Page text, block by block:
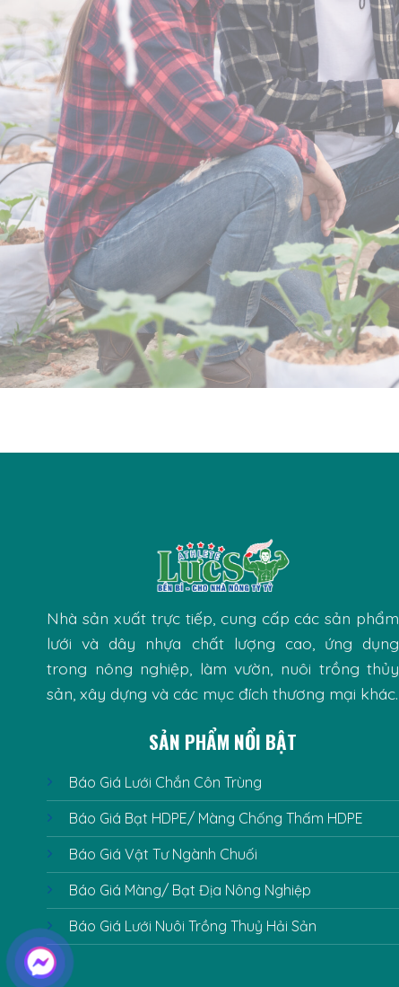
Nhà sản xuất trực tiếp, cung cấp các sản phẩm
lưới và dây nhựa chất lượng cao, ứng dụng
trong nông nghiệp, làm vườn, nuôi trồng thủy
sản, xây dựng và các mục đích thương mại khác.
SẢN PHẨM NỔI BẬT
Báo Giá Lưới Chắn Côn Trùng
Báo Giá Bạt HDPE/ Màng Chống Thấm HDPE
Báo Giá Vật Tư Ngành Chuối
Báo Giá Màng/ Bạt Địa Nông Nghiệp
Báo Giá Lưới Nuôi Trồng Thuỷ Hải Sản